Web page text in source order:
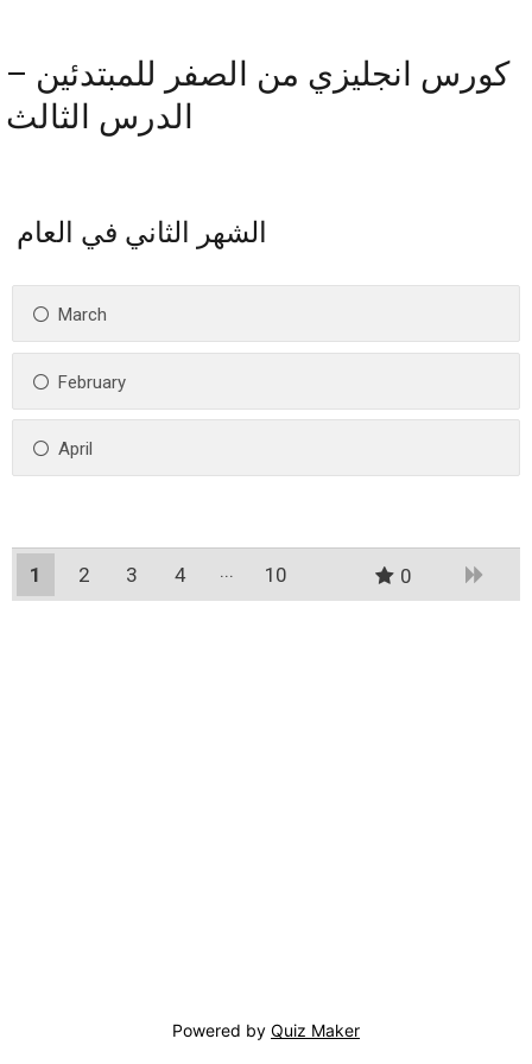
كورس انجليزي من الصفر للمبتدئين –
الدرس الثالث
الشهر الثاني في العام
March
February
April
1 2 3
4
10 0
Powered by Quiz Maker